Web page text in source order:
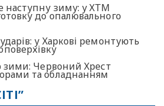
наступну зиму: у ХТМ
до опалювального
у Харкові ремонтують
зими: Червоний Хрест
та обладнанням